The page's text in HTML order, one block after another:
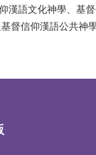
漢語文化神學、基
督信仰漢語公共神